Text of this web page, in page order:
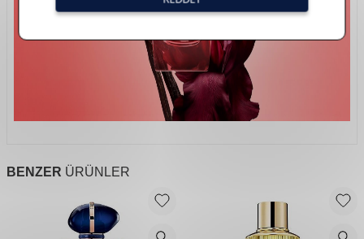
BENZER ÜRÜNLER